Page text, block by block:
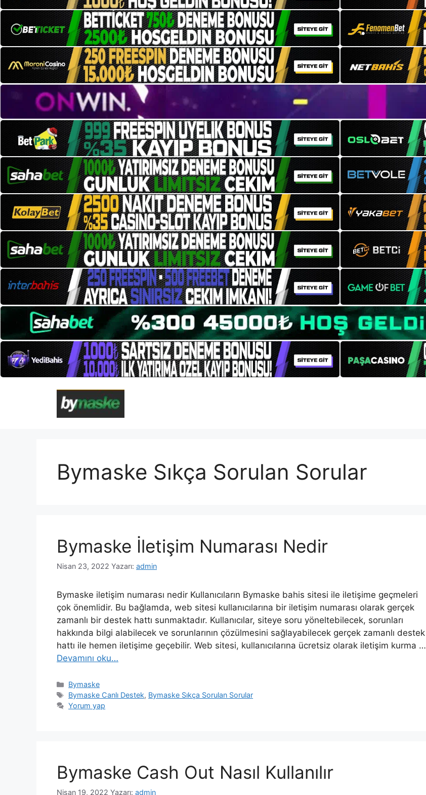
Bymaske Sıkça Sorulan Sorular
Bymaske İletişim Numarası Nedir
Nisan 23, 2022 Yazarı: admin
Bymaske iletişim numarası nedir Kullanıcıların Bymaske bahis sitesi ile iletişime geçmeleri
çok önemlidir. Bu bağlamda, web sitesi kullanıcılarına bir iletişim numarası olarak gerçek
zamanlı bir destek hattı sunmaktadır. Kullanıcılar, siteye soru yöneltebilecek, sorunları
hakkında bilgi alabilecek ve sorunlarının çözülmesini sağlayabilecek gerçek zamanlı destek
hattı ile hemen iletişime geçebilir. Web sitesi, kullanıcılarına ücretsiz olarak iletişim kurma …
Devamını oku…
Kategoriler
Bymaske
Etiketler
Bymaske Canlı Destek, Bymaske Sıkça Sorulan Sorular
Yorum yap
Bymaske Cash Out Nasıl Kullanılır
Nisan 19, 2022 Yazarı: admin